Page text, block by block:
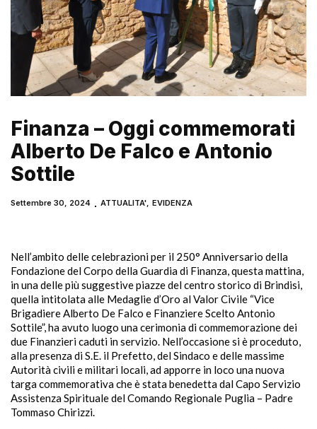
Finanza – Oggi commemorati
Alberto De Falco e Antonio
Sottile
Settembre 30, 2024 ATTUALITA' ,EVIDENZA
Nell’ambito delle celebrazioni per il 250° Anniversario della
Fondazione del Corpo della Guardia di Finanza, questa mattina,
in una delle più suggestive piazze del centro storico di Brindisi,
quella intitolata alle Medaglie d’Oro al Valor Civile “Vice
Brigadiere Alberto De Falco e Finanziere Scelto Antonio
Sottile”, ha avuto luogo una cerimonia di commemorazione dei
due Finanzieri caduti in servizio. Nell’occasione si è proceduto,
alla presenza di S.E. il Prefetto, del Sindaco e delle massime
Autorità civili e militari locali, ad apporre in loco una nuova
targa commemorativa che è stata benedetta dal Capo Servizio
Assistenza Spirituale del Comando Regionale Puglia – Padre
Tommaso Chirizzi.